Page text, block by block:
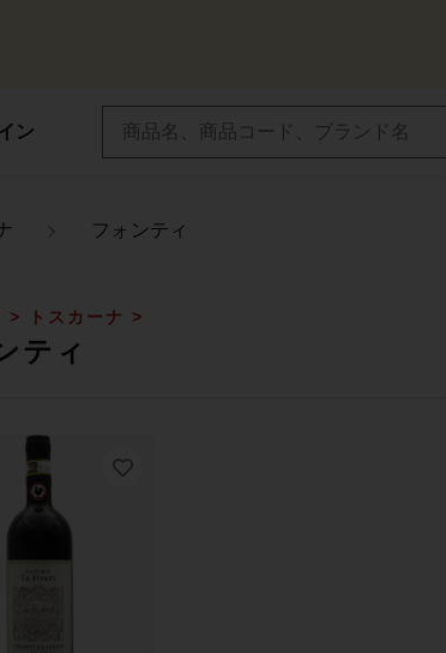
ン シャンパン/スパークリングワイン
フォンティ
> トスカーナ >
ティ